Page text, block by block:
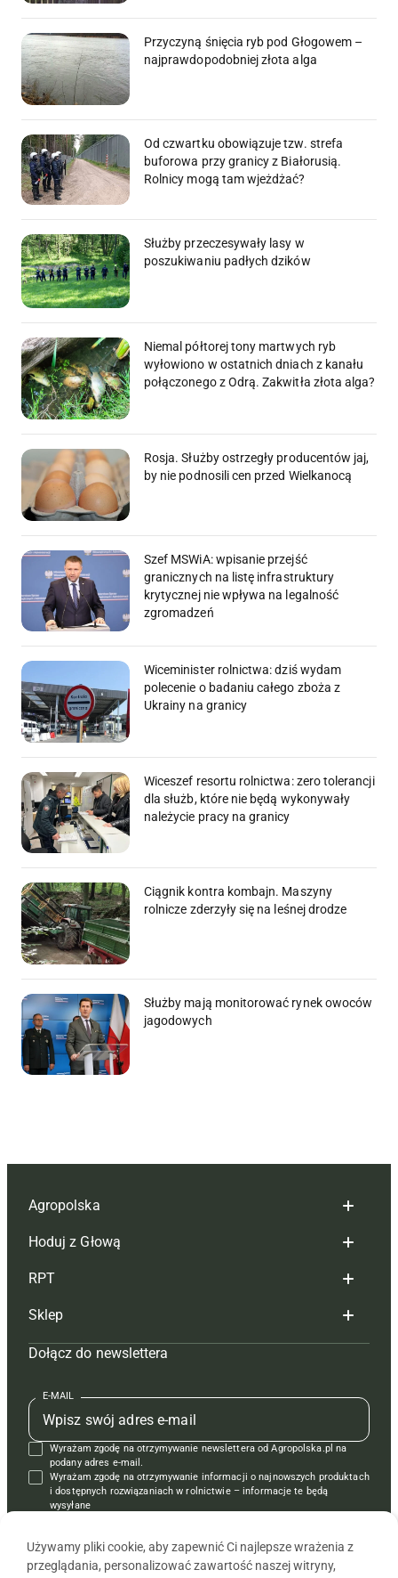
Przyczyną śnięcia ryb pod Głogowem –
najprawdopodobniej złota alga
Od czwartku obowiązuje tzw. strefa
buforowa przy granicy z Białorusią.
Rolnicy mogą tam wjeżdżać?
Służby przeczesywały lasy w
poszukiwaniu padłych dzików
Niemal półtorej tony martwych ryb
wyłowiono w ostatnich dniach z kanału
połączonego z Odrą. Zakwitła złota alga?
Rosja. Służby ostrzegły producentów jaj,
by nie podnosili cen przed Wielkanocą
Szef MSWiA: wpisanie przejść
granicznych na listę infrastruktury
krytycznej nie wpływa na legalność
zgromadzeń
Wiceminister rolnictwa: dziś wydam
polecenie o badaniu całego zboża z
Ukrainy na granicy
Wiceszef resortu rolnictwa: zero tolerancji
dla służb, które nie będą wykonywały
należycie pracy na granicy
Ciągnik kontra kombajn. Maszyny
rolnicze zderzyły się na leśnej drodze
Służby mają monitorować rynek owoców
jagodowych
Agropolska
Redakcja
Reklama
Tagi
Mapa serwisu
Kontakt
Regulamin
Polityka prywatności
Hoduj z Głową
Hoduj z głową bydło
Hoduj z głową świnie
Prenumerata
Redakcja
Kontakt
Reklama
RPT
Redakcja
Prenumerata
Reklama
Kontakt
Krzyżówki
Sklep
Czasopisma i prenumerata
Książki
Regulamin
Dołącz do newslettera
E-MAIL
Wyrażam zgodę na otrzymywanie newslettera od Agropolska.pl na
podany adres e-mail.
Wyrażam zgodę na otrzymywanie informacji o najnowszych produktach
i dostępnych rozwiązaniach w rolnictwie – informacje te będą
wysyłane
Używamy pliki cookie, aby zapewnić Ci najlepsze wrażenia z
przeglądania, personalizować zawartość naszej witryny,